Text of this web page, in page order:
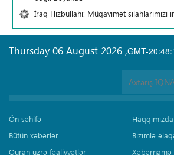
İraq Hizbullahı: Müqavimət silahlarımızı
GMT-
Thursday 06 August 2026 ,
Ön səhifə
Bütün xəbərlər
Quran üzrə fəaliyyətlər
Haqqımızda
Bizimlə
Xəbərnamə